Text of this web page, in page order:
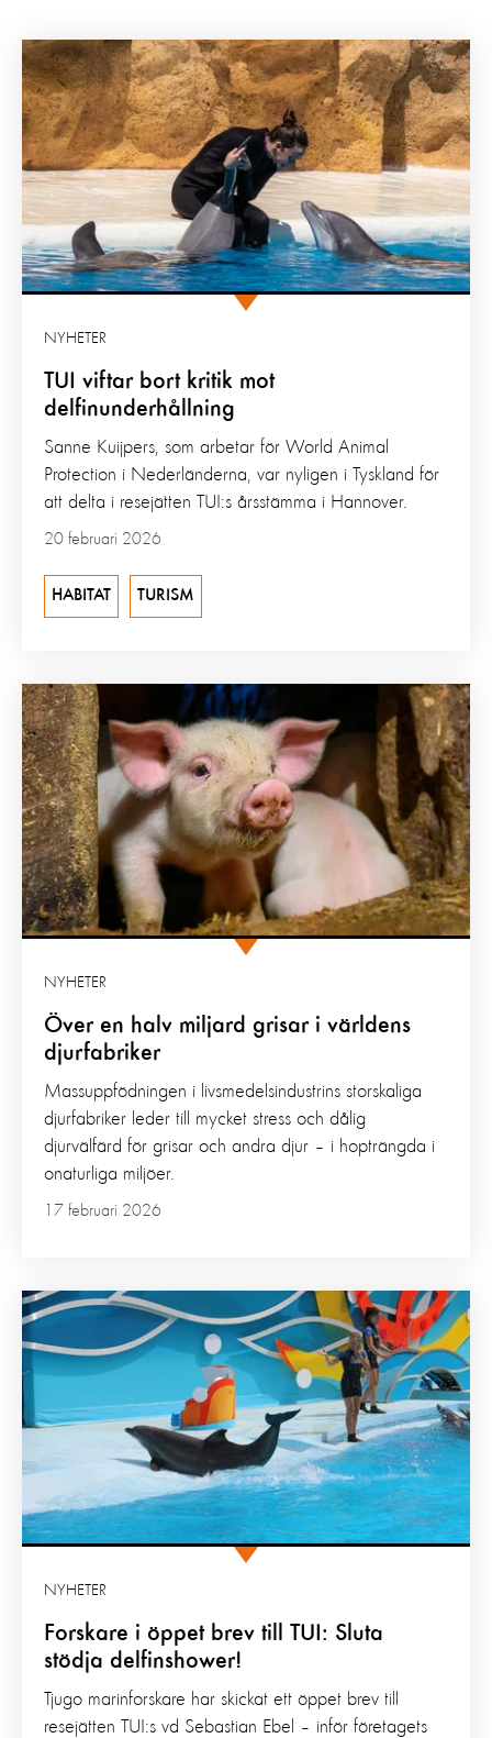
TUI viftar bort kritik mot
delfinunderhållning
NYHETER
Sanne Kuijpers, som arbetar för World Animal
Protection i Nederländerna, var nyligen i Tyskland för
att delta i resejätten TUI:s årsstämma i Hannover.
20 februari 2026
HABITAT TURISM
Över en halv miljard grisar i världens
djurfabriker
NYHETER
Massuppfödningen i livsmedelsindustrins storskaliga
djurfabriker leder till mycket stress och dålig
djurvälfärd för grisar och andra djur – i hopträngda i
onaturliga miljöer.
17 februari 2026
Forskare i öppet brev till TUI: Sluta
stödja delfinshower!
NYHETER
Tjugo marinforskare har skickat ett öppet brev till
resejätten TUI:s vd Sebastian Ebel – inför företagets